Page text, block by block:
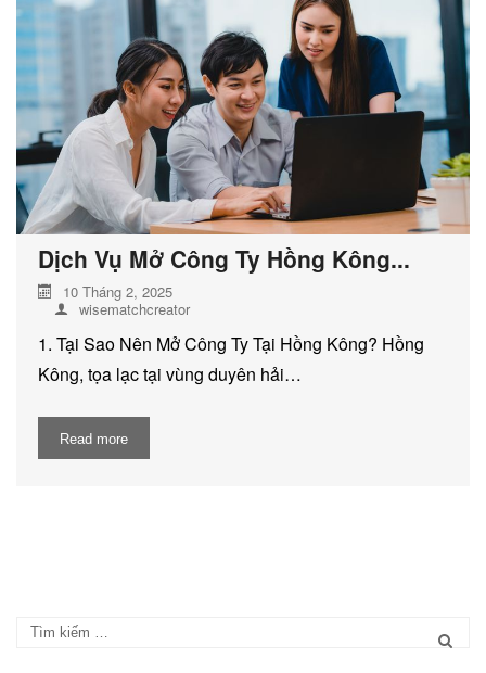
Dịch Vụ Mở Công Ty Hồng Kông...
10 Tháng 2, 2025
wisematchcreator
1. Tại Sao Nên Mở Công Ty Tại Hồng Kông? Hồng
Kông, tọa lạc tại vùng duyên hải…
Read more
DỊCH VỤ KIỂM KÊ KHÍ THẢI NHÀ
KÍNH